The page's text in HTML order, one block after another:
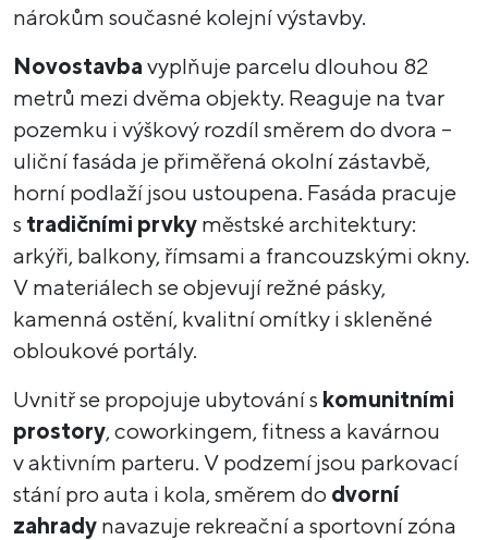
nárokům současné kolejní výstavby.
Novostavba vyplňuje parcelu dlouhou 82
metrů mezi dvěma objekty. Reaguje na tvar
pozemku i výškový rozdíl směrem do dvora –
uliční fasáda je přiměřená okolní zástavbě,
horní podlaží jsou ustoupena. Fasáda pracuje
s tradičními prvky městské architektury:
arkýři, balkony, římsami a francouzskými okny.
V materiálech se objevují režné pásky,
kamenná ostění, kvalitní omítky i skleněné
obloukové portály.
Uvnitř se propojuje ubytování s komunitními
prostory, coworkingem, fitness a kavárnou
v aktivním parteru. V podzemí jsou parkovací
stání pro auta i kola, směrem do dvorní
zahrady navazuje rekreační a sportovní zóna